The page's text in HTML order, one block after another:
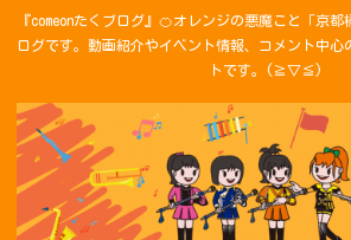
『comeonたくブログ』🍊オレンジの悪魔こと「京
ログです。動画紹介やイベント情報、コメント中心
トです。(≧▽≦)